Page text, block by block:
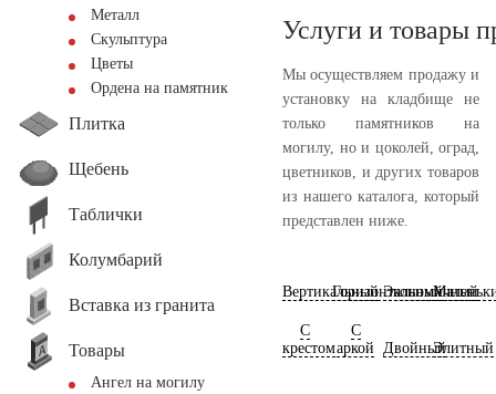
Металл
Скульптура
Цветы
Ордена на памятник
Плитка
Щебень
Таблички
Колумбарий
Вставка из гранита
Товары
Ангел на могилу
Услуги и товары
Мы осуществляем продажу и
установку на кладбище не
только памятников на
могилу, но и цоколей, оград,
цветников, и других товаров
из нашего каталога, который
представлен ниже.
ВертикальныйГоризонтальный
Экономичный
С
крестом
С
аркой
ДвойныйЭлитный